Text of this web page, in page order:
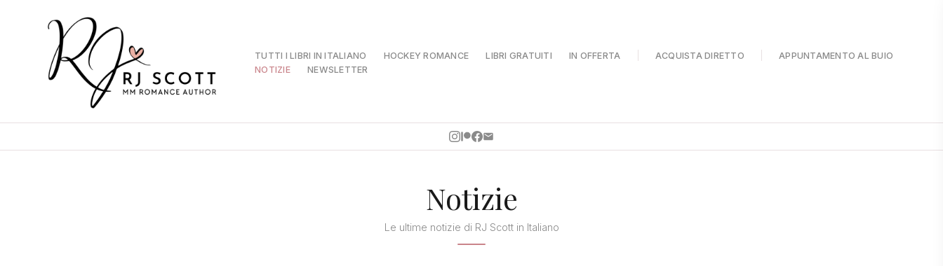
TUTTI I LIBRI IN ITALIANO HOCKEY ROMANCE LIBRI GRATUITI IN OFFERTA ACQUISTA DIRETTO
APPUNTAMENTO AL BUIO
NOTIZIE
NEWSLETTER
Notizie
Le ultime notizie di RJ Scott in Italiano